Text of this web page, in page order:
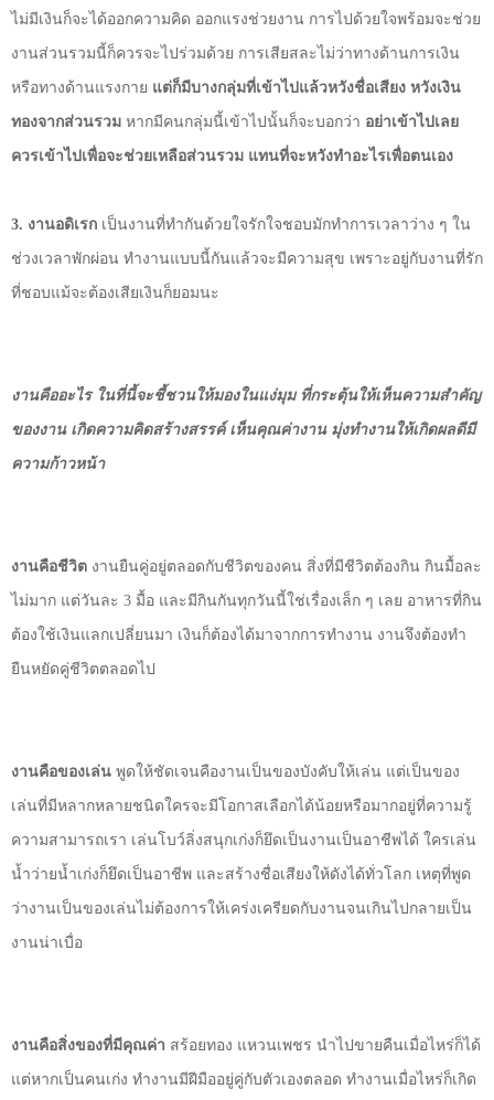
ไม่มีเงินก็จะได้ออกความคิด ออกแรงช่วยงาน การไปด้วยใจพร้อมจะช่วย
งานส่วนรวมนี้ก็ควรจะไปร่วมด้วย การเสียสละไม่ว่าทางด้านการเงิน
หรือทางด้านแรงกาย แต่ก็มีบางกลุ่มที่เข้าไปแล้วหวังชื่อเสียง หวังเงิน
ทองจากส่วนรวม หากมีคนกลุ่มนี้เข้าไปนั้นก็จะบอกว่า อย่าเข้าไปเลย
ควรเข้าไปเพื่อจะช่วยเหลือส่วนรวม แทนที่จะหวังทำอะไรเพื่อตนเอง
3. งานอดิเรก เป็นงานที่ทำกันด้วยใจรักใจชอบมักทำการเวลาว่าง ๆ ใน
ช่วงเวลาพักผ่อน ทำงานแบบนี้กันแล้วจะมีความสุข เพราะอยู่กับงานที่รัก
ที่ชอบแม้จะต้องเสียเงินก็ยอมนะ
งานคืออะไร ในที่นี้จะชี้ชวนให้มองในแง่มุม ที่กระตุ้นให้เห็นความสำคัญ
ของงาน เกิดความคิดสร้างสรรค์ เห็นคุณค่างาน มุ่งทำงานให้เกิดผลดีมี
ความก้าวหน้า
งานคือชีวิต งานยืนคู่อยู่ตลอดกับชีวิตของคน สิ่งที่มีชีวิตต้องกิน กินมื้อละ
ไม่มาก แต่วันละ 3 มื้อ และมีกินกันทุกวันนี้ใช่เรื่องเล็ก ๆ เลย อาหารที่กิน
ต้องใช้เงินแลกเปลี่ยนมา เงินก็ต้องได้มาจากการทำงาน งานจึงต้องทำ
ยืนหยัดคู่ชีวิตตลอดไป
งานคือของเล่น พูดให้ชัดเจนคืองานเป็นของบังคับให้เล่น แต่เป็นของ
เล่นที่มีหลากหลายชนิดใครจะมีโอกาสเลือกได้น้อยหรือมากอยู่ที่ความรู้
ความสามารถเรา เล่นโบว์ลิ่งสนุกเก่งก็ยึดเป็นงานเป็นอาชีพได้ ใครเล่น
น้ำว่ายน้ำเก่งก็ยึดเป็นอาชีพ และสร้างชื่อเสียงให้ดังได้ทั่วโลก เหตุที่พูด
ว่างานเป็นของเล่นไม่ต้องการให้เคร่งเครียดกับงานจนเกินไปกลายเป็น
งานน่าเบื่อ
งานคือสิ่งของที่มีคุณค่า สร้อยทอง แหวนเพชร นำไปขายคืนเมื่อไหร่ก็ได้
แต่หากเป็นคนเก่ง ทำงานมีฝีมืออยู่คู่กับตัวเองตลอด ทำงานเมื่อไหร่ก็เกิด